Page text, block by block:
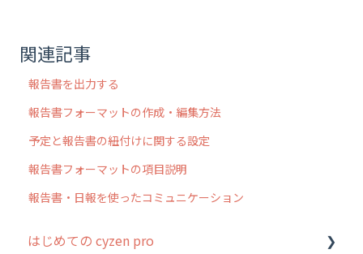
関連記事
報告書を出力する
報告書フォーマットの作成・編集方法
予定と報告書の紐付けに関する設定
報告書フォーマットの項目説明
報告書・日報を使ったコミュニケーション
はじめての cyzen pro